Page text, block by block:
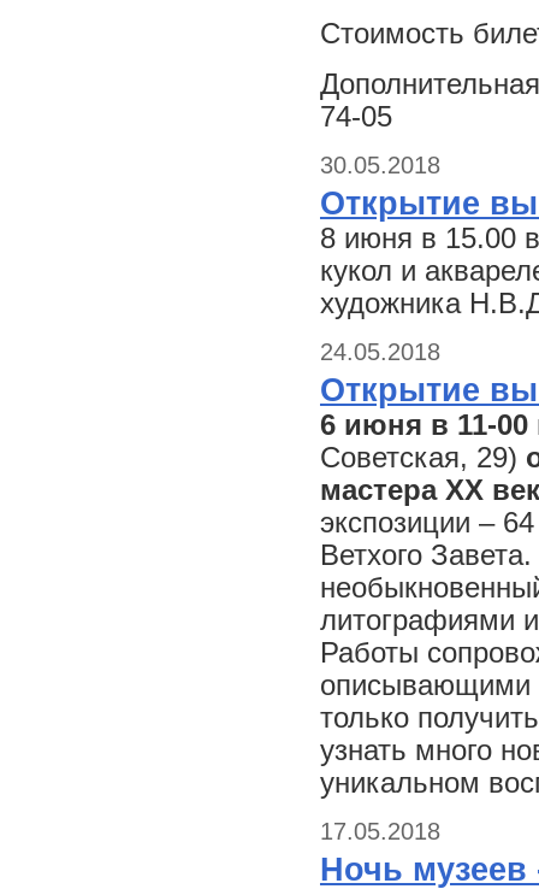
Стоимость
74-05
30.05.2018
Открытие
8 июня в 15.00
кукол и
художника
24.05.2018
Открытие
6 июня в 11-00
Советская, 29)
мастера XX
экспозиции –
Ветхого
литографиями
Работы
описывающими
только
узнать много
уникальном
17.05.2018
Ночь музеев